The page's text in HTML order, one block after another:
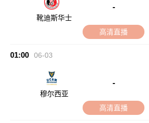
靴迪斯华士
-
高清直播
01:00 06-03
穆尔西亚
-
高清直播